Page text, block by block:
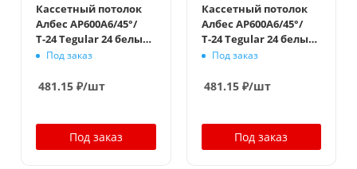
Кассетный потолок
Албес AP600A6/45°/
Т-24 Tegular 24 белый
матовый перфорация
Под заказ
481.15 ₽/шт
Под заказ
Кассетный потолок
Албес AP600A6/45°/
Т-24 Tegular 24 белый
матовый перфорация
Под заказ
481.15₽/шт
Под заказ